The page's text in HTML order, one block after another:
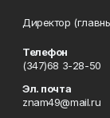
Директор
Телефон
(347)68 3-28-50
Эл. почта
znam49@mail.ru